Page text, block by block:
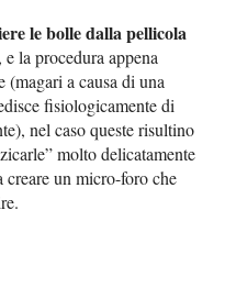
le bolle dalla pellicola
la procedura appena
(magari a causa di una
fisiologicamente di
nel caso queste risultino
molto delicatamente
un micro-foro che